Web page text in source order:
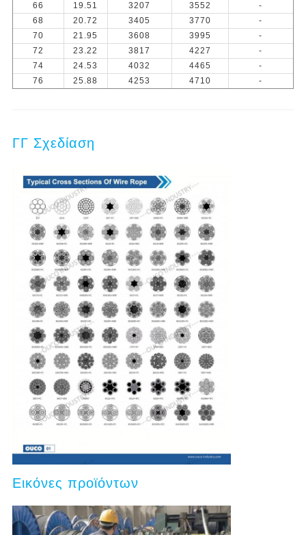
66
19.51 3207 3552
-
68
20.72 3405 3770
-
70
21.95 3608 3995
-
72
23.22 3817 4227
-
74
24.53 4032 4465
-
76
25.88 4253 4710 -
ΓΓ Σχεδίαση
Εικόνες προϊόντων